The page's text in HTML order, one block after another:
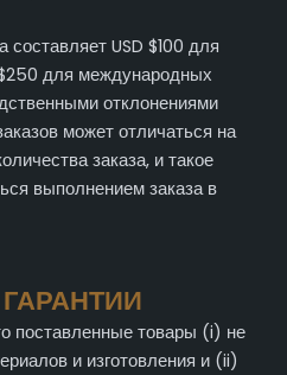
USD $100 для
$250 для международных
отклонениями
может отличаться на
заказа, и такое
выполнением заказа в
поставленные товары (i) не
и изготовления и (ii)